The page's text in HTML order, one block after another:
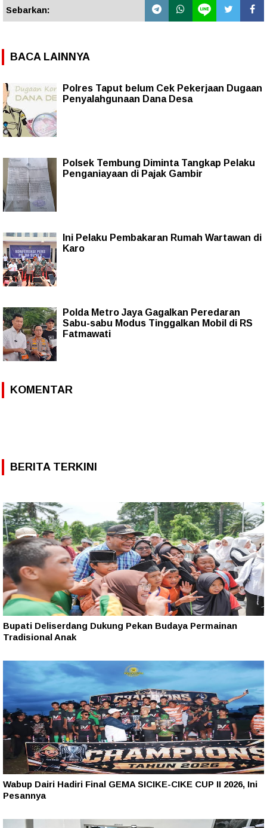
Sebarkan:
BACA LAINNYA
Polres Taput belum Cek Pekerjaan Dugaan
Penyalahgunaan Dana Desa
Polsek Tembung Diminta Tangkap Pelaku
Penganiayaan di Pajak Gambir
Ini Pelaku Pembakaran Rumah Wartawan di
Karo
Polda Metro Jaya Gagalkan Peredaran
Sabu-sabu Modus Tinggalkan Mobil di RS
Fatmawati
KOMENTAR
BERITA TERKINI
Bupati Deliserdang Dukung Pekan Budaya Permainan
Tradisional Anak
Wabup Dairi Hadiri Final GEMA SICIKE-CIKE CUP II 2026, Ini
Pesannya